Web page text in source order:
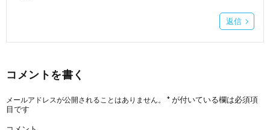
返信
コメントを書く
メールアドレスが公開されることはありません。 *が付いている欄は必須項
目です